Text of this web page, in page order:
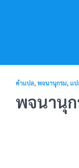
คำแปล, พจนานุกรม, แป
พจนานุก